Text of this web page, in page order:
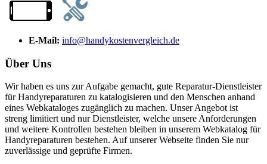
E-Mail: info@handykostenvergleich.de
Über Uns
Wir haben es uns zur Aufgabe gemacht, gute Reparatur-Dienstleister
für Handyreparaturen zu katalogisieren und den Menschen anhand
eines Webkataloges zugänglich zu machen. Unser Angebot ist
streng limitiert und nur Dienstleister, welche unsere Anforderungen
und weitere Kontrollen bestehen bleiben in unserem Webkatalog für
Handyreparaturen bestehen. Auf unserer Webseite finden Sie nur
zuverlässige und geprüfte Firmen.